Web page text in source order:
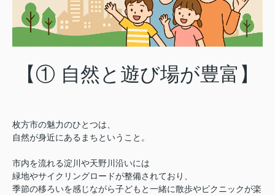
【① 自然と遊び場が豊富】
枚方市の魅力のひとつは、
自然が身近にあるまちということ。
市内を流れる淀川や天野川沿いには
緑地やサイクリングロードが整備されており、
季節の移ろいを感じながら子どもと一緒に散歩やピクニックが楽